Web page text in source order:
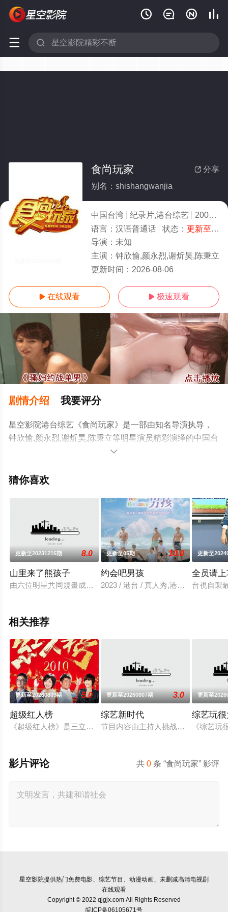
   
 
 分享
食尚玩家
别名：shishangwanjia
中国台湾 纪录片,港台综艺 2007
语言： 汉语普通话 状态： 更新至20260805期
导演： 未知
主演： 钟欣愉,颜永烈,谢炘昊,陈秉立
更新时间： 2026-08-06
 在线观看  极速观看
剧情介绍 我要评分
星空影院港台综艺《食尚玩家》是一部由知名导演执导，
钟欣愉,颜永烈,谢炘昊,陈秉立等明星演员精彩演绎的中国台
湾综艺，手机免费观看高清无删减完整版综艺节目就上星
情网等平台了解。

猜你喜欢
更新至20231216期 8.0
山里来了熊孩子
由六位明星共同規畫成立幼兒夏令營，他們將自訂營隊體驗內
更新至05期 10.0
约会吧男孩
2023 / 港台 / 真人秀,港台综艺
更新至
全员请
台視自製
相关推荐
更新至20260809期 5.0
超级红人榜
《超级红人榜》是三立电视的歌唱选秀节目，由于美人与蔡昌
更新至20260807期 3.0
综艺新时代
节目内容由主持人挑战各行各业的好
更新至
综艺玩
《综艺玩
共0 条 “食尚玩家” 影评
影片评论
星空影院提供热门免费电影、综艺节目、动漫动画、未删减高清电视剧
在线观看
Copyright © 2022 qjgjx.com All Rights Reserved
皖ICP备06105671号